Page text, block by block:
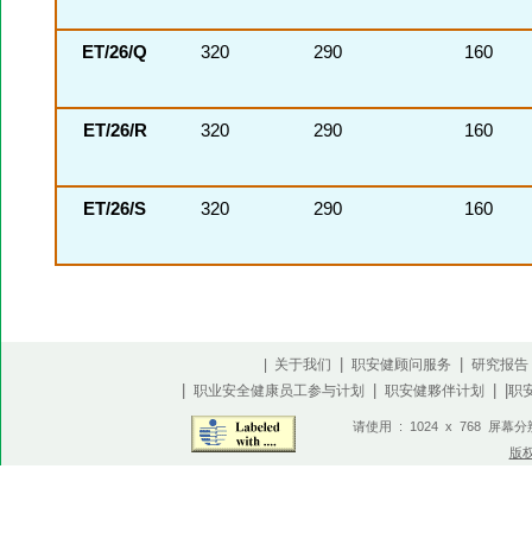
ET/26/Q 320 290 160
ET/26/R 320 290 160
ET/26/S 320 290 160
| 关于我们 职安健顾问服务 研究报告
职业安全健康员工参与计划 职安健夥伴计划 职
请使用 : 1024 x 768 屏幕分
版